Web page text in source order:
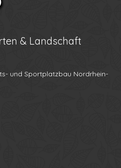
& Landschaft
und Sportplatzbau Nordrhein-